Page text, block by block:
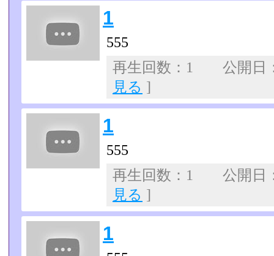
1
555
再生回数：1 公開
見る ]
1
555
再生回数：1 公開
見る ]
1